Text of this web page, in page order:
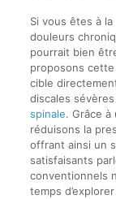
Si vous êtes à
douleurs
pourrait bien
proposons cette
cible
discales
spinale. Grâce
réduisons la
offrant ainsi un
satisfaisants
conventionnels
temps